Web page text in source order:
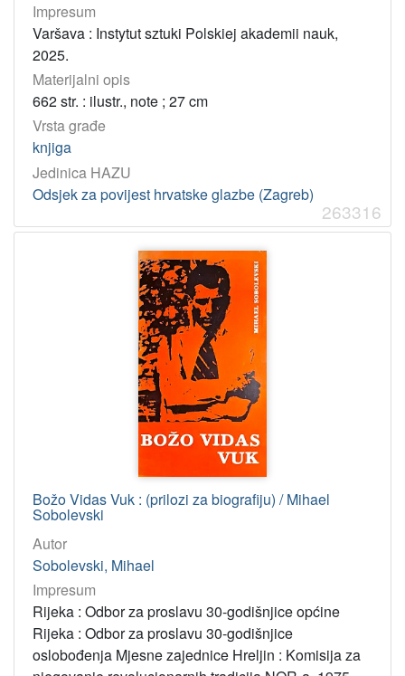
Impresum
Varšava : Instytut sztuki Polskiej akademii nauk,
2025.
Materijalni opis
662 str. : ilustr., note ; 27 cm
Vrsta građe
knjiga
Jedinica HAZU
Odsjek za povijest hrvatske glazbe (Zagreb)
263316
Božo Vidas Vuk : (prilozi za biografiju) / Mihael
Sobolevski
Autor
Sobolevski, Mihael
Impresum
Rijeka : Odbor za proslavu 30-godišnjice općine
Rijeka : Odbor za proslavu 30-godišnjice
oslobođenja Mjesne zajednice Hreljin : Komisija za